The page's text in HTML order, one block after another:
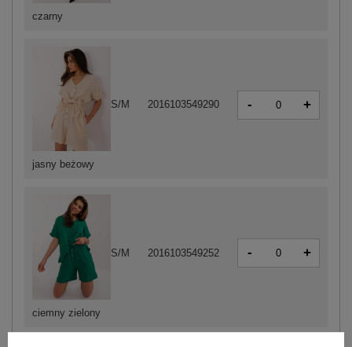
jasny beżowy
S/M 2016103549290 - +
ciemny zielony
S/M 2016103549252 - +
czarny